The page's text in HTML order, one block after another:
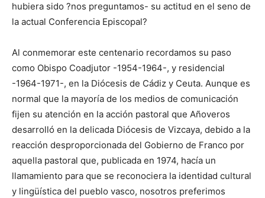
hubiera sido ?nos preguntamos- su actitud en el seno de
la actual Conferencia Episcopal?
Al conmemorar este centenario recordamos su paso
como Obispo Coadjutor -1954-1964-, y residencial
-1964-1971-, en la Diócesis de Cádiz y Ceuta. Aunque es
normal que la mayoría de los medios de comunicación
fijen su atención en la acción pastoral que Añoveros
desarrolló en la delicada Diócesis de Vizcaya, debido a la
reacción desproporcionada del Gobierno de Franco por
aquella pastoral que, publicada en 1974, hacía un
llamamiento para que se reconociera la identidad cultural
y lingüística del pueblo vasco, nosotros preferimos